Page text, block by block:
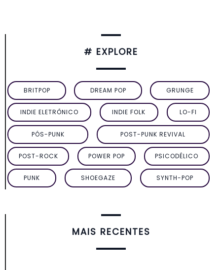
# EXPLORE
BRITPOP DREAM POP GRUNGE
INDIE ELETRÔNICO INDIE FOLK LO-FI
PÓS-PUNK POST-PUNK REVIVAL
POST-ROCK POWER POP PSICODÉLICO
PUNK SHOEGAZE SYNTH-POP
MAIS RECENTES